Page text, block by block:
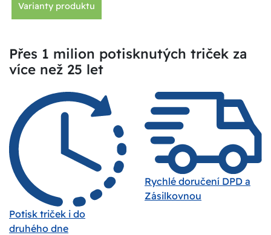
Varianty produktu
Přes 1 milion potisknutých triček za
více než 25 let
Potisk triček i do
druhého dne
Rychlé doručení DPD a
Zásilkovnou